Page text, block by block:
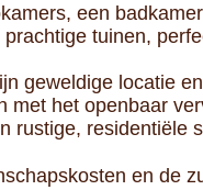
een
tuinen,
geweldige locatie
met het openbaar
rustige, residentiële
en de